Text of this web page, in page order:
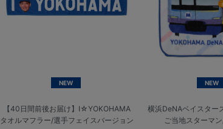
NEW
【40日間前後お届け】I☆YOKOHAMA
タオルマフラー/選手フェイスバージョン
NEW
横浜DeNAベイスター
ご当地スターマ